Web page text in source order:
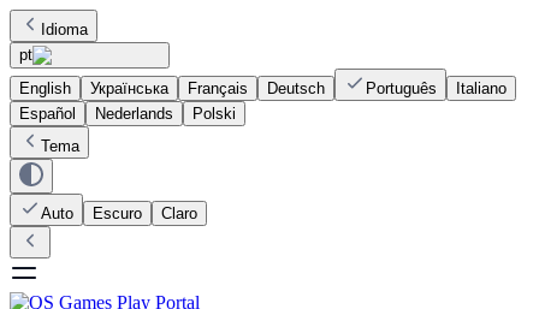
Idioma
pt
English
Українська Français Deutsch Português
Italiano
Español
Nederlands
Polski
Tema
Auto Escuro Claro